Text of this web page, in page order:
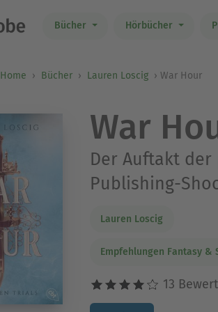
Bücher Hörbücher
Home Bücher Lauren Loscig War Hour
War
Der Auftakt der
Publishing-
Lauren Loscig
Empfehlungen Fantasy &
13